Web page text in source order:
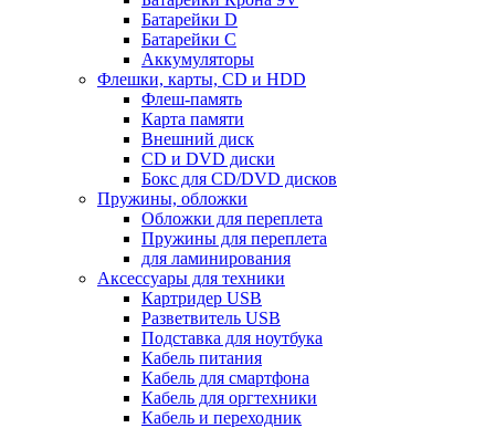
Батарейки D
Батарейки С
Аккумуляторы
Флешки, карты, CD и HDD
Флеш-память
Карта памяти
Внешний диск
CD и DVD диски
Бокс для CD/DVD дисков
Пружины, обложки
Обложки для переплета
Пружины для переплета
для ламинирования
Аксессуары для техники
Картридер USB
Разветвитель USB
Подставка для ноутбука
Кабель питания
Кабель для смартфона
Кабель для оргтехники
Кабель и переходник